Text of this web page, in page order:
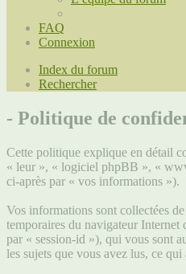
FAQ
Connexion
Index du forum
Rechercher
- Politique de
Cette politique explique en détail
« leur », « logiciel phpBB », «
ci-après par « vos informations »).
Vos informations sont collectées
temporaires du navigateur
par « session-id »), qui vous sont
les sujets que vous avez lus, ce